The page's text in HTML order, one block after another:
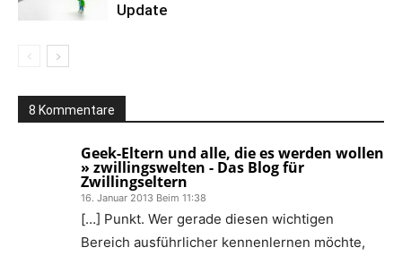
Update
8 Kommentare
Geek-Eltern und alle, die es werden wollen
» zwillingswelten - Das Blog für
Zwillingseltern
16. Januar 2013 Beim 11:38
[…] Punkt. Wer gerade diesen wichtigen
Bereich ausführlicher kennenlernen möchte,